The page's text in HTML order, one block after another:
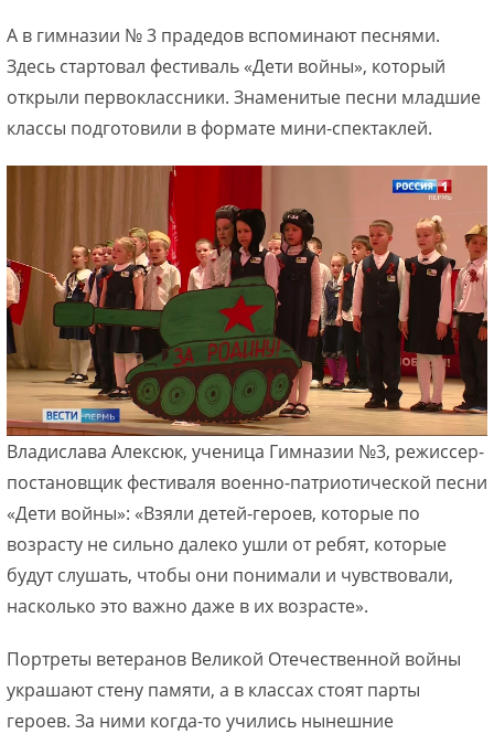
А в гимназии № 3 прадедов вспоминают песнями.
Здесь стартовал фестиваль «Дети войны», который
открыли первоклассники. Знаменитые песни младшие
классы подготовили в формате мини-спектаклей.
Владислава Алексюк, ученица Гимназии №3, режиссер-
постановщик фестиваля военно-патриотической песни
«Дети войны»: «Взяли детей-героев, которые по
возрасту не сильно далеко ушли от ребят, которые
будут слушать, чтобы они понимали и чувствовали,
насколько это важно даже в их возрасте».
Портреты ветеранов Великой Отечественной войны
украшают стену памяти, а в классах стоят парты
героев. За ними когда-то учились нынешние